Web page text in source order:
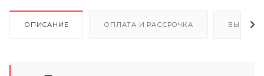
ОПИСАНИЕ ОПЛАТА И РАССРОЧКА ВЫЗОВ